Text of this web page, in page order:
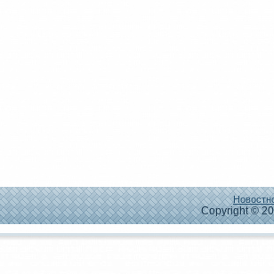
Copyright ©